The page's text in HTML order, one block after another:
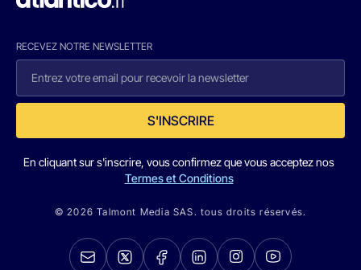
RECEVEZ NOTRE NEWSLETTER
S'INSCRIRE
En cliquant sur s'inscrire, vous confirmez que vous acceptez nos
Termes et Conditions
© 2026 Talmont Media SAS. tous droits réservés.